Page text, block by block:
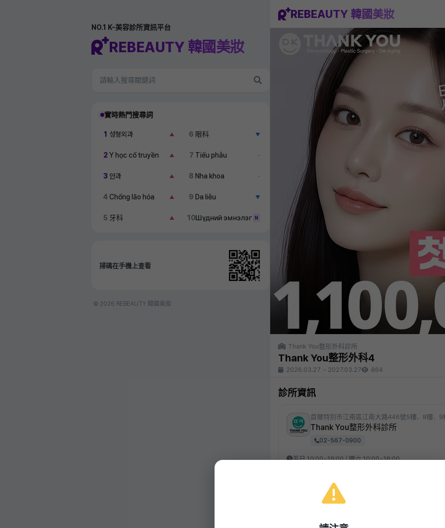
NO.1 K-美容診所資訊平台
REBEAUTY 韓國美妝
實時熱門搜尋詞
1 성형외과 ▲
2 Y học cổ truyền ▲
3 안과 ▲
4Chống lão hóa ▲
5 牙科 ▲
6 眼科 ▼
7 Tiểu phẫu –
8 Nha khoa –
9 Da liễu ▼
10Шүдний эмнэлэг N
掃碼在手機上查看
© 2026 REBEAUTY 韓國美妝
REBEAUTY 韓國美妝
Thank You整形外科診所
Thank You整形外科4
2026.03.27 ~ 2027.03.27 864
診所資訊
首爾特別市江南區江南大路446號5樓、8樓、9
Thank You整形外科診所
02-567-0900
平日 10:00~19:00 / 週六 10:00~16:00
提、胸部整形、抽脂。
查看診所